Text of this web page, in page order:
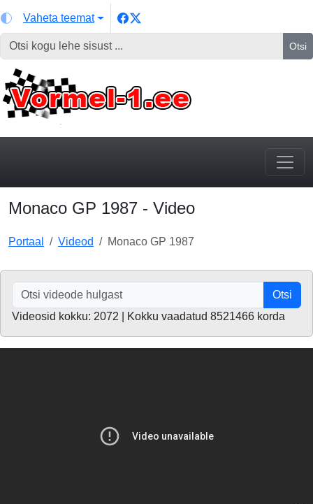
Vaheta teemat
Otsi
Monaco GP 1987 - Video
Portaal Videod Monaco GP 1987
Otsi
Videosid kokku: 2072 | Kokku vaadatud 8521466 korda